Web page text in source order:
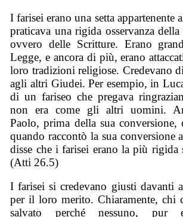
I farisei erano una setta appartenente
praticava una rigida osservanza
ovvero delle Scritture. Erano
Legge, e ancora di più, erano
loro tradizioni religiose. Credevano
agli altri Giudei. Per esempio, in
di un fariseo che pregava
non era come gli altri uomini.
Paolo, prima della sua conversione,
quando raccontò la sua conversione
disse che i farisei erano la più rigida
(Atti 26.5)
I farisei si credevano giusti davanti
per il loro merito. Chiaramente, chi
salvato perché nessuno, pur